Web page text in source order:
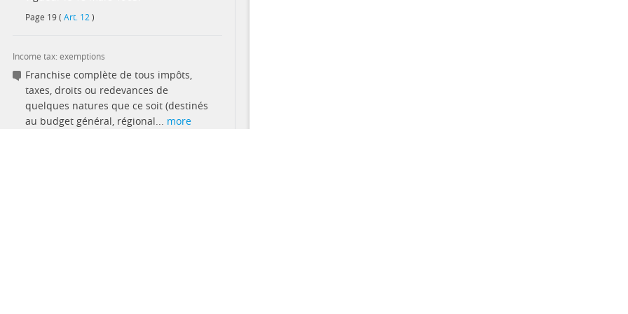
Page 19( Art. 12 )
Income tax: exemptions
Franchise complète de tous impôts,
taxes, droits ou redevances de
quelques natures que ce soit (destinés
au budget général, régional... more